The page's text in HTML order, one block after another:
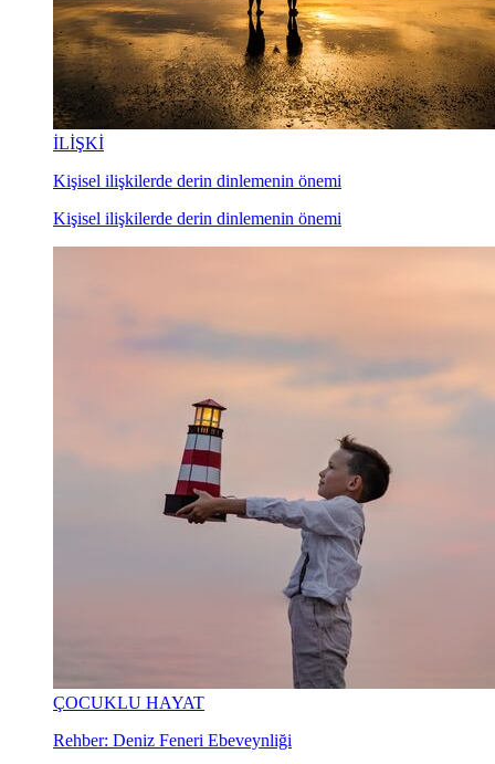
İLİŞKİ
Kişisel ilişkilerde derin dinlemenin önemi
Kişisel ilişkilerde derin dinlemenin önemi
ÇOCUKLU HAYAT
Rehber: Deniz Feneri Ebeveynliği